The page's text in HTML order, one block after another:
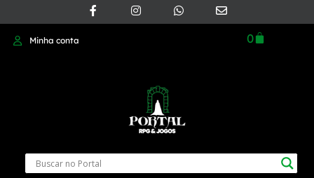
Minha conta 0